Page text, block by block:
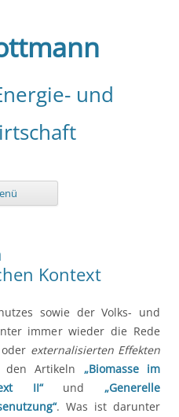
und
Kontext
sowie der Volks- und
immer wieder die Rede
externalisierten Effekten
Artikeln „Biomasse im
II“und „Generelle
. Was ist darunter